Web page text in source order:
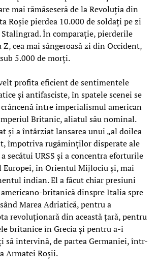
mai rămăseseră de la Revoluția din
Roșie pierdea 10.000 de soldați pe zi
În comparație, pierderile
cea mai sângeroasă zi din Occident,
5.000 de morți.
profita eficient de sentimentele
și antifasciste, în spatele scenei se
între imperialismul american
Britanic, aliatul său nominal.
și a întârziat lansarea unui „al doilea
împotriva rugăminților disperate ale
secătui URSS și a concentra eforturile
Europei, în Orientul Mijlociu și, mai
indian. El a făcut chiar presiuni
britanică dinspre Italia spre
Marea Adriatică, pentru a
revoluționară din această țară, pentru
britanice în Grecia și pentru a-i
să intervină, de partea Germaniei, într-
Armatei Roșii.